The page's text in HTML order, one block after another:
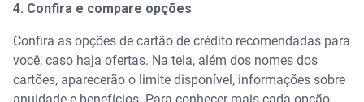
4. Confira e compare opções
Confira as opções de cartão de crédito recomendadas para
você, caso haja ofertas. Na tela, além dos nomes dos
cartões, aparecerão o limite disponível, informações sobre